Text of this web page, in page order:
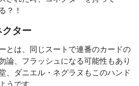
？！
ター
とは、同じスートで連番のカードの
論、フラッシュになる可能性もあり
、ダニエル・ネグラヌもこのハンド